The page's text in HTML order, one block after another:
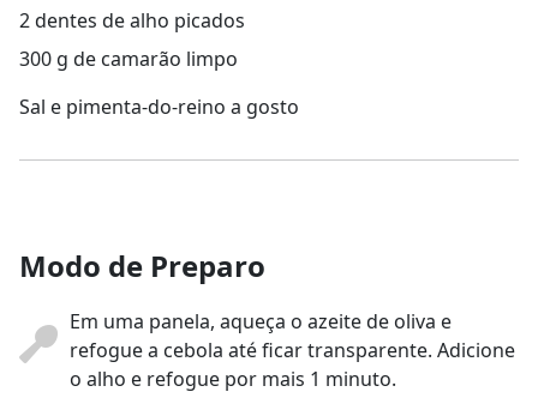
2 dentes de alho picados
300 g de camarão limpo
Sal e pimenta-do-reino a gosto
Modo de Preparo
Em uma panela, aqueça o azeite de oliva e
refogue a cebola até ficar transparente. Adicione
o alho e refogue por mais 1 minuto.